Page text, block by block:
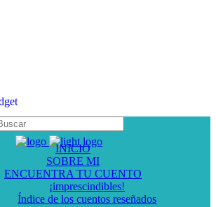
INICIO
SOBRE MI
ENCUENTRA TU CUENTO
¡imprescindibles!
Índice de los cuentos reseñados